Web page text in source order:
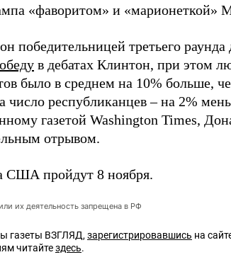
«фаворитом» и «марионеткой»
победительницей третьего
в дебатах Клинтон, при этом
было в среднем на 10% больше,
число республиканцев – на 2%
газетой Washington Times,
отрывом.
США пройдут 8 ноября.
их деятельность запрещена в РФ
газеты ВЗГЛЯД, зарегистрировавшись на
читайтездесь.